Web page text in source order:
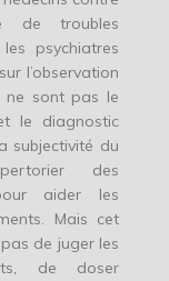
de troubles
psychiatres
l’observation
ne sont pas le
le diagnostic
subjectivité du
des
aider les
Mais cet
de juger les
de doser